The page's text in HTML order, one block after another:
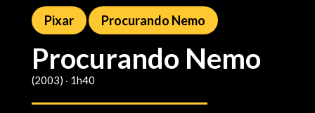
Pixar Procurando Nemo
Procurando Nemo
(2003) ‧ 1h40